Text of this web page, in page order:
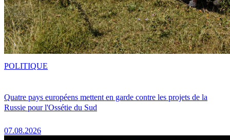
Quatre pays européens mettent en garde contre les projets de la
Russie pour l'Ossétie du Sud
07.08.2026
POLITIQUE